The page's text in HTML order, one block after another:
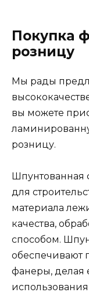
Покупка
розницу
Мы рады
вы можете
розницу.
Шпунтованная
для
материала
качества,
способом.
обеспечивают
фанеры, делая